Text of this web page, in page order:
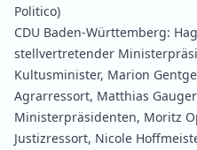
Politico)
CDU Baden‑Württemberg:
stellvertretender
Kultusminister, Marion
Agrarressort, Matthias
Ministerpräsidenten, Moritz
Justizressort, Nicole